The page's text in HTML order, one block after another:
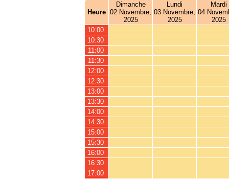
Heure
Dimanche
02 Novembre,
2025
Lundi
03 Novembre,
2025
Mardi
04
2025
10:00
10:30
11:00
11:30
12:00
12:30
13:00
13:30
14:00
14:30
15:00
15:30
16:00
16:30
17:00